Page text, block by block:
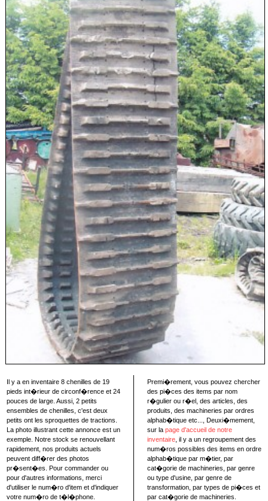
Il y a en inventaire 8 chenilles de 19
pieds int�rieur de circonf�rence et 24
pouces de large. Aussi, 2 petits
ensembles de chenilles, c'est deux
petits ont les sproquettes de tractions.
La photo illustrant cette annonce est un
exemple. Notre stock se renouvellant
rapidement, nos produits actuels
peuvent diff�rer des photos
pr�sent�es. Pour commander ou
pour d'autres informations, merci
d'utiliser le num�ro d'item et d'indiquer
votre num�ro de t�l�phone.
Premi�rement, vous pouvez chercher
des pi�ces des items par nom
r�gulier ou r�el, des articles, des
produits, des machineries par ordres
alphab�tique etc..., Deuxi�mement,
sur la page d'accueil de notre
inventaire , il y a un regroupement des
num�ros possibles des items en ordre
alphab�tique par m�tier, par
cat�gorie de machineries, par genre
ou type d'usine, par genre de
transformation, par types de pi�ces et
par cat�gorie de machineries.